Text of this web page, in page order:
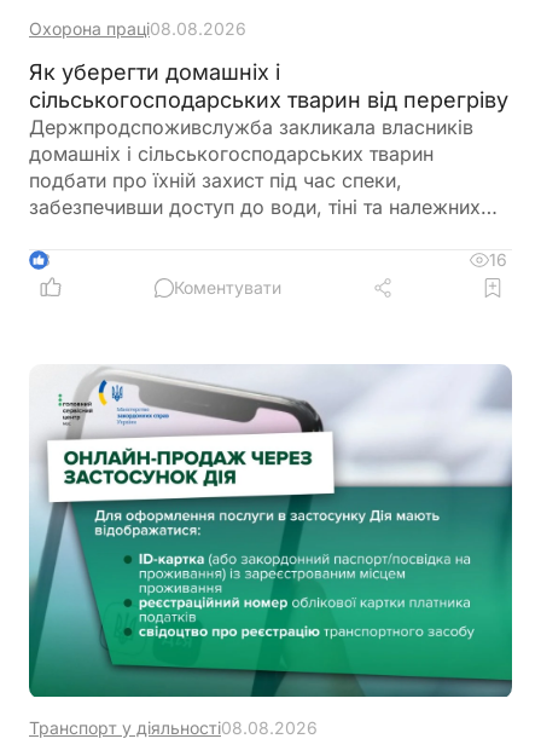
Охорона праці08.08.2026
Як уберегти домашніх і
сільськогосподарських тварин від перегріву
Держпродспоживслужба закликала власників
домашніх і сільськогосподарських тварин
подбати про їхній захист під час спеки,
забезпечивши доступ до води, тіні та належних
заборону залишати тварин у зачинених
автомобілях або на прив’язі під прямим сонячним
3
16
Коментувати
Транспорт у діяльності08.08.2026